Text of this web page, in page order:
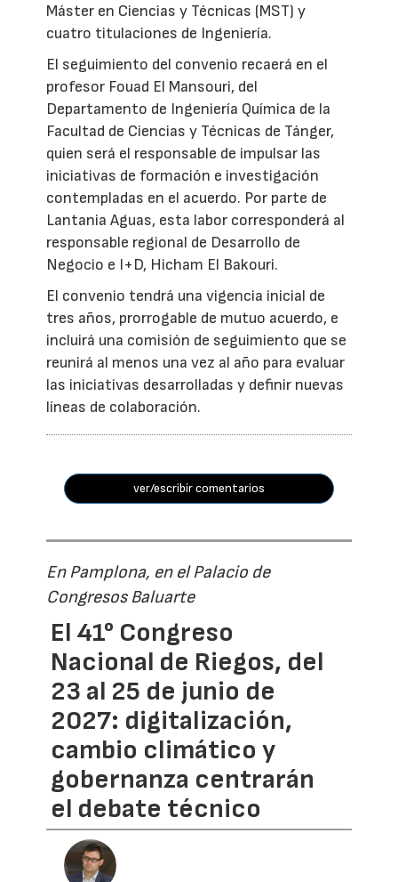
Máster en Ciencias y Técnicas (MST) y
cuatro titulaciones de Ingeniería.
El seguimiento del convenio recaerá en el
profesor Fouad El Mansouri, del
Departamento de Ingeniería Química de la
Facultad de Ciencias y Técnicas de Tánger,
quien será el responsable de impulsar las
iniciativas de formación e investigación
contempladas en el acuerdo. Por parte de
Lantania Aguas, esta labor corresponderá al
responsable regional de Desarrollo de
Negocio e I+D, Hicham El Bakouri.
El convenio tendrá una vigencia inicial de
tres años, prorrogable de mutuo acuerdo, e
incluirá una comisión de seguimiento que se
reunirá al menos una vez al año para evaluar
las iniciativas desarrolladas y definir nuevas
líneas de colaboración.
ver/escribir comentarios
En Pamplona, en el Palacio de
Congresos Baluarte
El 41° Congreso
Nacional de Riegos, del
23 al 25 de junio de
2027: digitalización,
cambio climático y
gobernanza centrarán
el debate técnico